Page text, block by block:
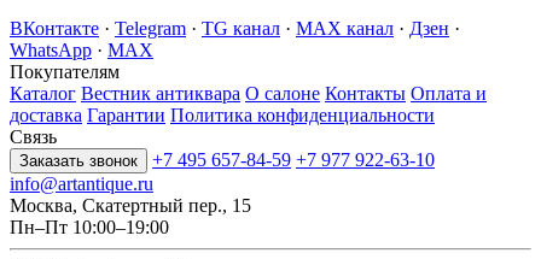
ВКонтакте · Telegram · TG канал · MAX канал · Дзен ·
WhatsApp · MAX
Покупателям
Каталог Вестник антиквара О салоне Контакты Оплата и
доставка Гарантии Политика конфиденциальности
Связь
Заказать звонок +7 495 657-84-59 +7 977 922-63-10
info@artantique.ru
Москва, Скатертный пер., 15
Пн–Пт 10:00–19:00